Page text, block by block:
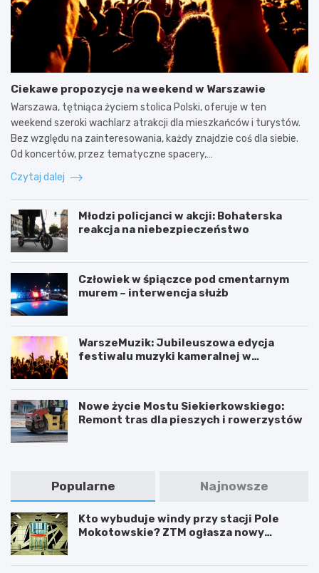
Ciekawe propozycje na weekend w Warszawie
Warszawa, tętniąca życiem stolica Polski, oferuje w ten
weekend szeroki wachlarz atrakcji dla mieszkańców i turystów.
Bez względu na zainteresowania, każdy znajdzie coś dla siebie.
Od koncertów, przez tematyczne spacery,…
Czytaj dalej
Młodzi policjanci w akcji: Bohaterska
reakcja na niebezpieczeństwo
Człowiek w śpiączce pod cmentarnym
murem – interwencja służb
WarszeMuzik: Jubileuszowa edycja
festiwalu muzyki kameralnej w
Nowe życie Mostu Siekierkowskiego:
Remont tras dla pieszych i rowerzystów
Popularne Najnowsze
Kto wybuduje windy przy stacji Pole
Mokotowskie? ZTM ogłasza nowy